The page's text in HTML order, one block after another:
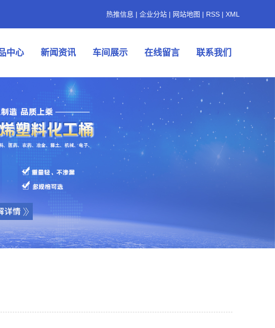
热推信息 | 企业分站 | 网站地图 | RSS | XML
中心 新闻资讯 车间展示 在线留言 联系我们